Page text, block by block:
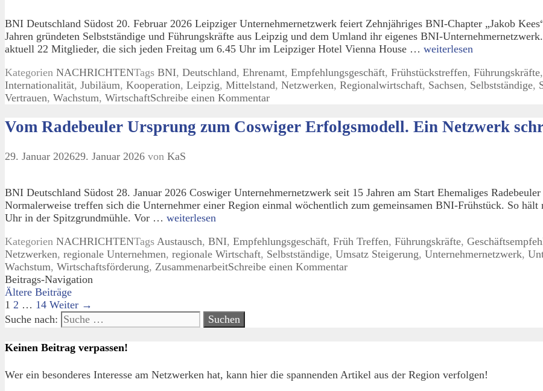
BNI Deutschland Südost 20. Februar 2026 Leipziger Unternehmernetzwerk feiert Zehnjähriges BNI-Chapter „Jakob
Jahren gründeten Selbstständige und Führungskräfte aus Leipzig und dem Umland ihr eigenes BNI-
aktuell 22 Mitglieder, die sich jeden Freitag um 6.45 Uhr im Leipziger Hotel Vienna House … weiterlesen
Kategorien NACHRICHTENTags BNI, Deutschland, Ehrenamt, Empfehlungsgeschäft, Frühstückstreffen, Führungskräfte,
Internationalität, Jubiläum, Kooperation, Leipzig, Mittelstand, Netzwerken, Regionalwirtschaft, Sachsen, Selbstständige,
Vertrauen, Wachstum, WirtschaftSchreibe einen Kommentar
Vom Radebeuler Ursprung zum Coswiger Erfolgsmodell. Ein Netzwerk
29. Januar 202629. Januar 2026 von KaS
BNI Deutschland Südost 28. Januar 2026 Coswiger Unternehmernetzwerk seit 15 Jahren am Start Ehemaliges
Normalerweise treffen sich die Unternehmer einer Region einmal wöchentlich zum gemeinsamen BNI-Frühstück. So
Uhr in der Spitzgrundmühle. Vor … weiterlesen
Kategorien NACHRICHTENTags Austausch, BNI, Empfehlungsgeschäft, Früh Treffen, Führungskräfte,
Netzwerken, regionale Unternehmen, regionale Wirtschaft, Selbstständige, Umsatz Steigerung, Unternehmernetzwerk,
Wachstum, Wirtschaftsförderung, ZusammenarbeitSchreibe einen Kommentar
Beitrags-Navigation
Ältere Beiträge
1 2 … 14 Weiter →
Suche nach:
Keinen Beitrag verpassen!
Wer ein besonderes Interesse am Netzwerken hat, kann hier die spannenden Artikel aus der Region verfolgen!